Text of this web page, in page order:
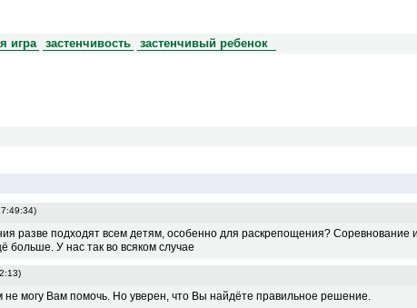
игра застенчивость застенчивый ребенок
разве подходят всем детям, особенно для раскрепощения? Соревнование
больше. У нас так во всяком случае
могу Вам помочь. Но уверен, что Вы найдёте правильное решение.